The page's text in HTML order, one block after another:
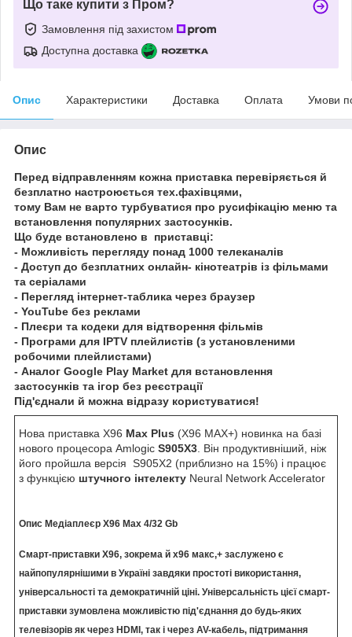
Що таке купити з Пром?
Замовлення під захистом
Доступна доставка
Опис Характеристики Доставка Оплата Умови
Опис
Перед відправленням кожна приставка перевіряється й
безплатно настроюється тех.фахівцями,
тому Вам не варто турбуватися про русифікацію меню та
встановлення популярних застосунків.
Що буде встановлено в приставці:
- Можливість перегляду понад 1000 телеканалів
- Доступ до безплатних онлайн- кінотеатрів із фільмами
та серіалами
- Перегляд інтернет-таблика через браузер
- YouTube без реклами
- Плеєри та кодеки для відтворення фільмів
- Програми для IPTV плейлистів (з установленими
робочими плейлистами)
- Аналог Google Play Market для встановлення
застосунків та ігор без реєстрації
Під'єднали й можна відразу користуватися!
Нова приставка X96 Max Plus (X96 MAX+) новинка на базі
нового процесора Amlogic S905X3 . Він продуктивніший, ніж
його пройшла версія S905X2 (приблизно на 15%) і працює
з функцією штучного інтелекту Neural Network Accelerator
Опис Медіаплеєр X96 Max 4/32 Gb
Смарт-приставки X96, зокрема й х96 макс,+ заслужено є
найпопулярнішими в Україні завдяки простоті використання,
універсальності та демократичній ціні. Універсальність цієї смарт-
приставки зумовлена можливістю під'єднання до будь-яких
телевізорів як через HDMI, так і через AV-кабель, підтримання